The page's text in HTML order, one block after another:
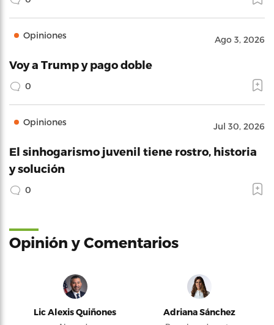
Opiniones Ago 3, 2026
Voy a Trump y pago doble
0
Opiniones Jul 30, 2026
El sinhogarismo juvenil tiene rostro, historia
y solución
0
Opinión y Comentarios
Lic Alexis Quiñones Adriana Sánchez